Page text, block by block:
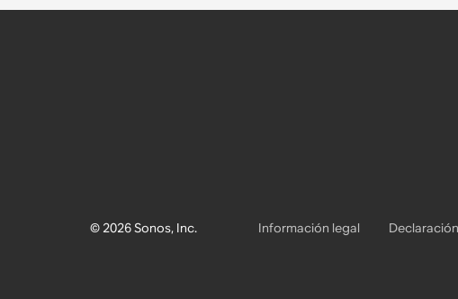
© 2026 Sonos, Inc. Información legal